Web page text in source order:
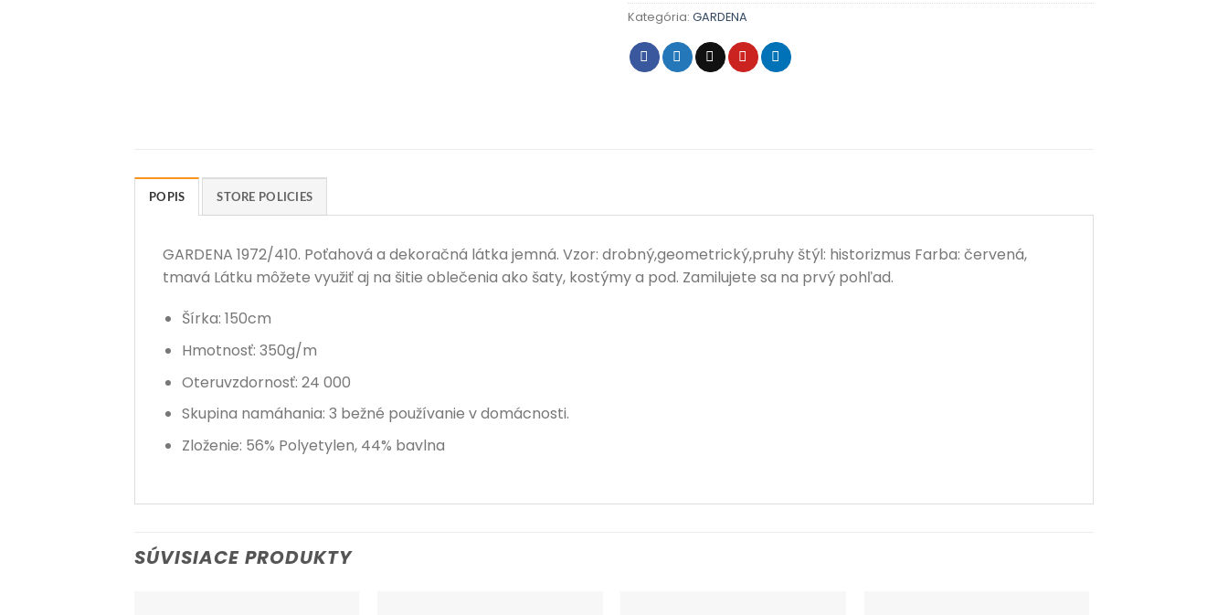
Kategória: GARDENA
POPIS STORE POLICIES
GARDENA 1972/410. Poťahová a dekoračná látka jemná. Vzor: drobný,geometrický,pruhy štýl: historizmus Farba: červená,
tmavá Látku môžete využiť aj na šitie oblečenia ako šaty, kostýmy a pod. Zamilujete sa na prvý pohľad.
Šírka: 150cm
Hmotnosť: 350g/m
Oteruvzdornosť: 24 000
Skupina namáhania: 3 bežné používanie v domácnosti.
Zloženie: 56% Polyetylen, 44% bavlna
SÚVISIACE PRODUKTY